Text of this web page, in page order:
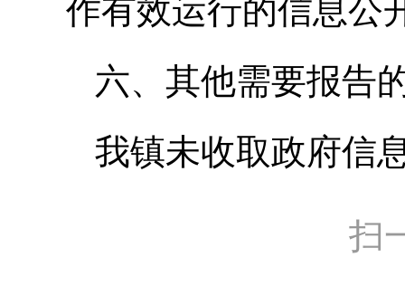
作有效运行的信息公
六、其他需要报告
我镇未收取政府信
扫